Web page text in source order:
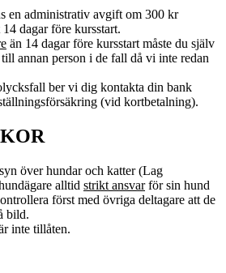
en administrativ avgift om 300 kr
dagar före kursstart.
än 14 dagar före kursstart måste du själv
annan person i de fall då vi inte redan
ber vi dig kontakta din bank
(vid kortbetalning).
över hundar och katter (Lag
alltid strikt ansvarför sin hund
först med övriga deltagare att de
bild.
inte tillåten.